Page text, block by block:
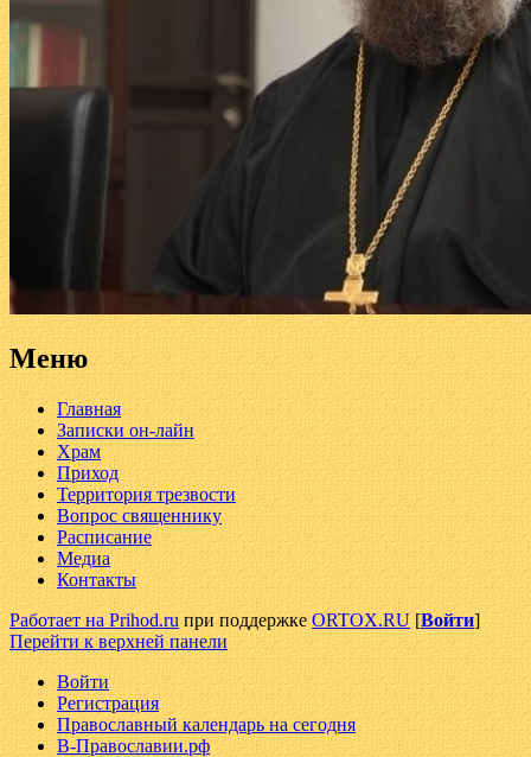
Меню
Главная
Записки он-лайн
Храм
Приход
Территория трезвости
Вопрос священнику
Расписание
Медиа
Контакты
Работает на Prihod.ruпри поддержке ORTOX.RU [Войти]
Перейти к верхней панели
Войти
Регистрация
Православный календарь на сегодня
В-Православии.рф